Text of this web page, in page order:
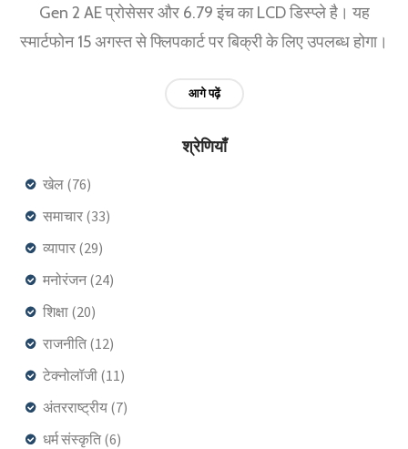
Gen 2 AE प्रोसेसर और 6.79 इंच का LCD डिस्प्ले है। यह
स्मार्टफोन 15 अगस्त से फ्लिपकार्ट पर बिक्री के लिए उपलब्ध होगा।
आगे पढ़ें
श्रेणियाँ
खेल (76)
समाचार (33)
व्यापार (29)
मनोरंजन(24)
शिक्षा (20)
राजनीति (12)
टेक्नोलॉजी (11)
अंतरराष्ट्रीय (7)
धर्म संस्कृति (6)